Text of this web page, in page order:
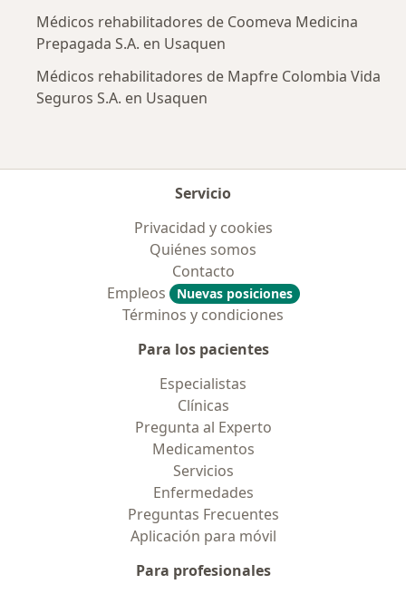
Médicos rehabilitadores de Coomeva Medicina
Prepagada S.A. en Usaquen
Médicos rehabilitadores de Mapfre Colombia Vida
Seguros S.A. en Usaquen
Servicio
Privacidad y cookies
Quiénes somos
Contacto
Empleos
Nuevas posiciones
Términos y condiciones
Para los pacientes
Especialistas
Clínicas
Pregunta al Experto
Medicamentos
Servicios
Enfermedades
Preguntas Frecuentes
Aplicación para móvil
Para profesionales